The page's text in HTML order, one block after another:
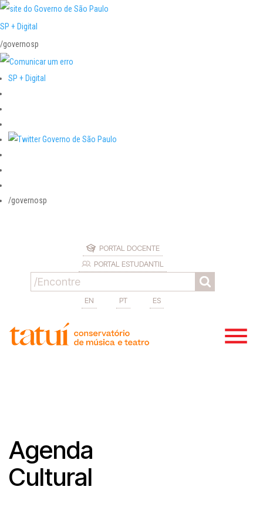
SP + Digital
/governosp
SP + Digital
/governosp
PORTAL DOCENTE
PORTAL ESTUDANTIL
EN PT ES
Agenda
Cultural